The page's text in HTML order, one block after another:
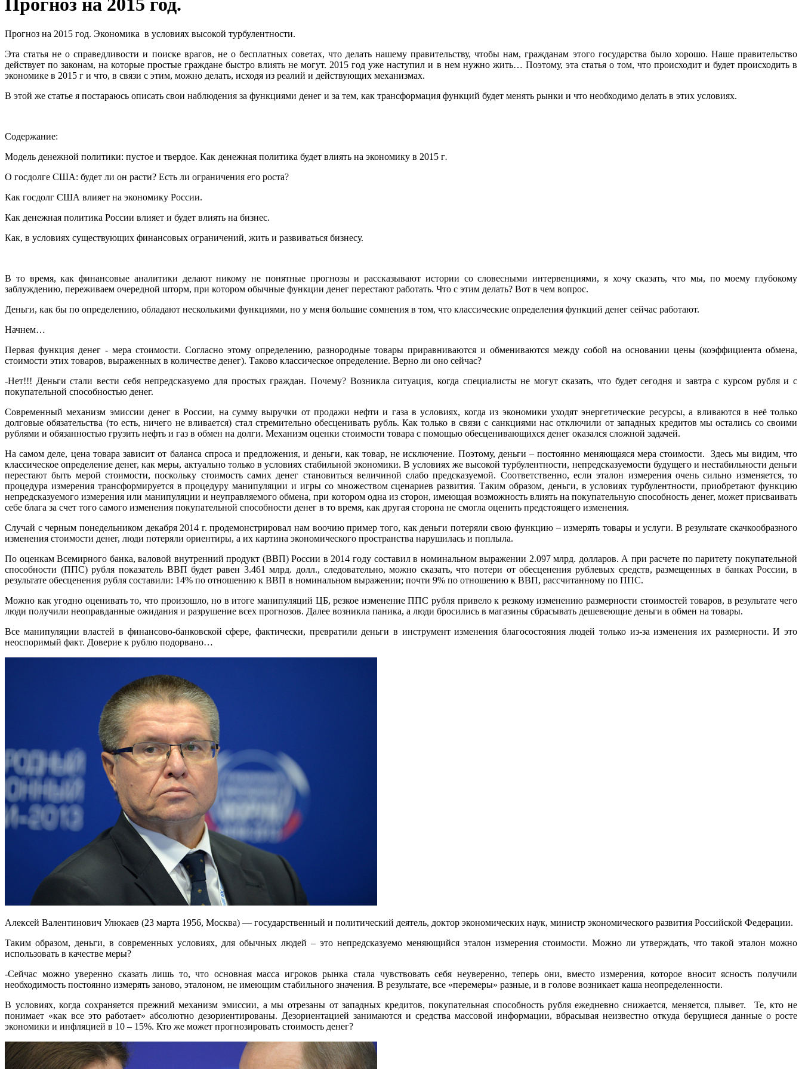
Прогноз на 2015 год.
Прогноз на 2015 год. Экономика в условиях высокой турбулентности.
Эта статья не о справедливости и поиске врагов, не о бесплатных советах, что делать нашему правительству, чтобы нам, гражданам этого государства было хорошо. Наше правительство
действует по законам, на которые простые граждане быстро влиять не могут. 2015 год уже наступил и в нем нужно жить… Поэтому, эта статья о том, что происходит и будет происходить в
экономике в 2015 г и что, в связи с этим, можно делать, исходя из реалий и действующих механизмах.
В этой же статье я постараюсь описать свои наблюдения за функциями денег и за тем, как трансформация функций будет менять рынки и что необходимо делать в этих условиях.
Содержание:
Модель денежной политики: пустое и твердое. Как денежная политика будет влиять на экономику в 2015 г.
О госдолге США: будет ли он расти? Есть ли ограничения его роста?
Как госдолг США влияет на экономику России.
Как денежная политика России влияет и будет влиять на бизнес.
Как, в условиях существующих финансовых ограничений, жить и развиваться бизнесу.
В то время, как финансовые аналитики делают никому не понятные прогнозы и рассказывают истории со словесными интервенциями, я хочу сказать, что мы, по моему глубокому
заблуждению, переживаем очередной шторм, при котором обычные функции денег перестают работать. Что с этим делать? Вот в чем вопрос.
Деньги, как бы по определению, обладают несколькими функциями, но у меня большие сомнения в том, что классические определения функций денег сейчас работают.
Начнем…
Первая функция денег - мера стоимости. Согласно этому определению, разнородные товары приравниваются и обмениваются между собой на основании цены (коэффициента обмена,
стоимости этих товаров, выраженных в количестве денег). Таково классическое определение. Верно ли оно сейчас?
-Нет!!! Деньги стали вести себя непредсказуемо для простых граждан. Почему? Возникла ситуация, когда специалисты не могут сказать, что будет сегодня и завтра с курсом рубля и с
покупательной способностью денег.
Современный механизм эмиссии денег в России, на сумму выручки от продажи нефти и газа в условиях, когда из экономики уходят энергетические ресурсы, а вливаются в неё только
долговые обязательства (то есть, ничего не вливается) стал стремительно обесценивать рубль. Как только в связи с санкциями нас отключили от западных кредитов мы остались со своими
рублями и обязанностью грузить нефть и газ в обмен на долги. Механизм оценки стоимости товара с помощью обесценивающихся денег оказался сложной задачей.
На самом деле, цена товара зависит от баланса спроса и предложения, и деньги, как товар, не исключение. Поэтому, деньги – постоянно меняющаяся мера стоимости. Здесь мы видим, что
классическое определение денег, как меры, актуально только в условиях стабильной экономики. В условиях же высокой турбулентности, непредсказуемости будущего и нестабильности деньги
перестают быть мерой стоимости, поскольку стоимость самих денег становиться величиной слабо предсказуемой. Соответственно, если эталон измерения очень сильно изменяется, то
процедура измерения трансформируется в процедуру манипуляции и игры со множеством сценариев развития. Таким образом, деньги, в условиях турбулентности, приобретают функцию
непредсказуемого измерения или манипуляции и неуправляемого обмена, при котором одна из сторон, имеющая возможность влиять на покупательную способность денег, может присваивать
себе блага за счет того самого изменения покупательной способности денег в то время, как другая сторона не смогла оценить предстоящего изменения.
Случай с черным понедельником декабря 2014 г. продемонстрировал нам воочию пример того, как деньги потеряли свою функцию – измерять товары и услуги. В результате скачкообразного
изменения стоимости денег, люди потеряли ориентиры, а их картина экономического пространства нарушилась и поплыла.
По оценкам Всемирного банка, валовой внутренний продукт (ВВП) России в 2014 году составил в номинальном выражении 2.097 млрд. долларов. А при расчете по паритету покупательной
способности (ППС) рубля показатель ВВП будет равен 3.461 млрд. долл., следовательно, можно сказать, что потери от обесценения рублевых средств, размещенных в банках России, в
результате обесценения рубля составили: 14% по отношению к ВВП в номинальном выражении; почти 9% по отношению к ВВП, рассчитанному по ППС.
Можно как угодно оценивать то, что произошло, но в итоге манипуляций ЦБ, резкое изменение ППС рубля привело к резкому изменению размерности стоимостей товаров, в результате чего
люди получили неоправданные ожидания и разрушение всех прогнозов. Далее возникла паника, а люди бросились в магазины сбрасывать дешевеющие деньги в обмен на товары.
Все манипуляции властей в финансово-банковской сфере, фактически, превратили деньги в инструмент изменения благосостояния людей только из-за изменения их размерности. И это
неоспоримый факт. Доверие к рублю подорвано…
Алексей Валентинович Улюкаев (23 марта 1956, Москва) — государственный и политический деятель, доктор экономических наук, министр экономического развития Российской Федерации.
Таким образом, деньги, в современных условиях, для обычных людей – это непредсказуемо меняющийся эталон измерения стоимости. Можно ли утверждать, что такой эталон можно
использовать в качестве меры?
-Сейчас можно уверенно сказать лишь то, что основная масса игроков рынка стала чувствовать себя неуверенно, теперь они, вместо измерения, которое вносит ясность получили
необходимость постоянно измерять заново, эталоном, не имеющим стабильного значения. В результате, все «перемеры» разные, и в голове возникает каша неопределенности.
В условиях, когда сохраняется прежний механизм эмиссии, а мы отрезаны от западных кредитов, покупательная способность рубля ежедневно снижается, меняется, плывет. Те, кто не
понимает «как все это работает» абсолютно дезориентированы. Дезориентацией занимаются и средства массовой информации, вбрасывая неизвестно откуда берущиеся данные о росте
экономики и инфляцией в 10 – 15%. Кто же может прогнозировать стоимость денег?